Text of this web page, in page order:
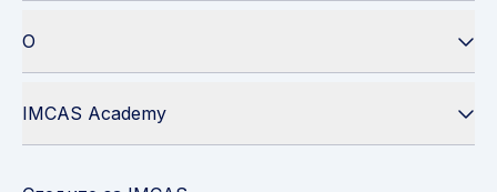
О
IMCAS Academy